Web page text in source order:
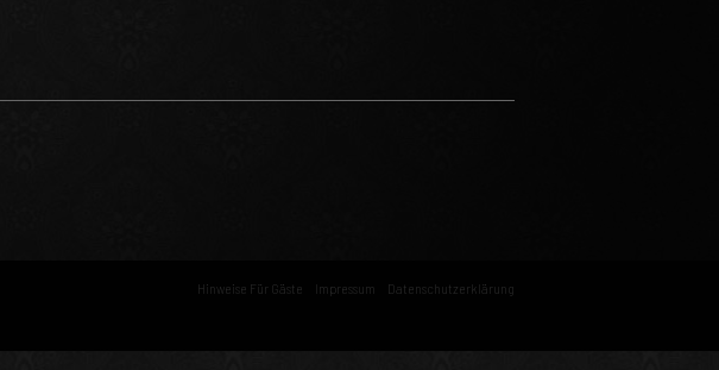
Hinweise Für Gäste Impressum Datenschutzerklärung